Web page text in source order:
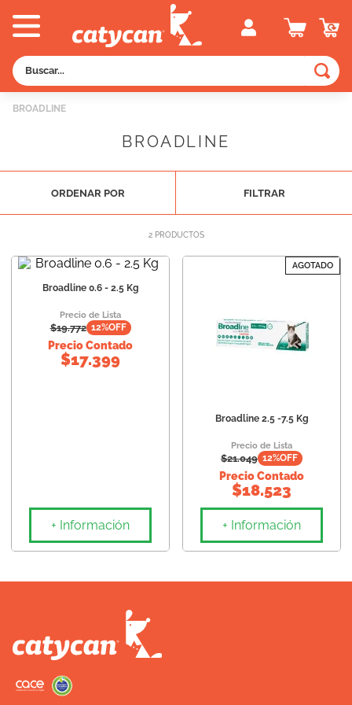
Buscar...
BROADLINE
BROADLINE
ORDENAR POR FILTRAR
2 PRODUCTOS
Broadline 0.6 - 2.5 Kg
Precio de Lista
$19.772 12%OFF
Precio Contado
$17.399
+ Información
AGOTADO
Broadline 2.5 -7.5 Kg
Precio de Lista
$21.049 12%OFF
Precio Contado
$18.523
+ Información
royal canin
vitalcan
6.
pedigree
7.
creamy
8.
perros
9.
fawna
10 . eukanuba